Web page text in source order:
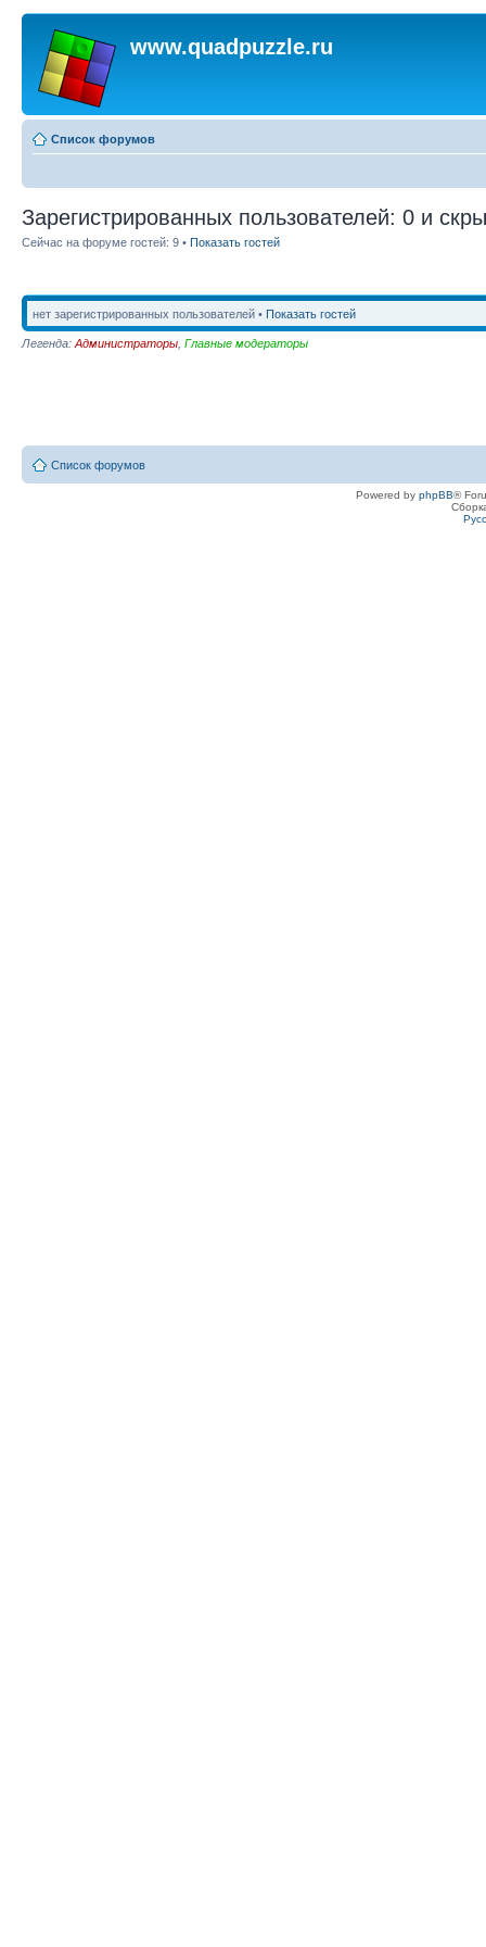
www.quadpuzzle.ru
Список форумов
Зарегистрированных пользователей: 0 и
Сейчас на форуме гостей: 9 • Показать гостей
нет зарегистрированных пользователей • Показать гостей
Легенда: Администраторы Главные модераторы
Список форумов
Powered by phpBB®